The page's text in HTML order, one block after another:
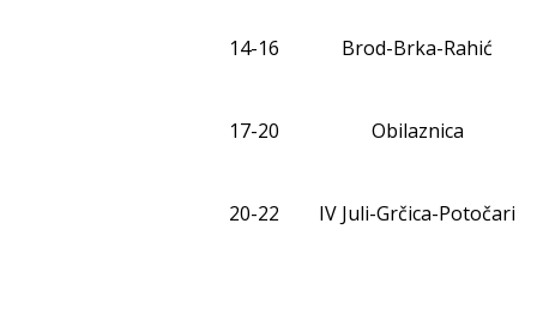
14-16 Brod-Brka-Rahić
17-20 Obilaznica
20-22 IV Juli-Grčica-Potočari